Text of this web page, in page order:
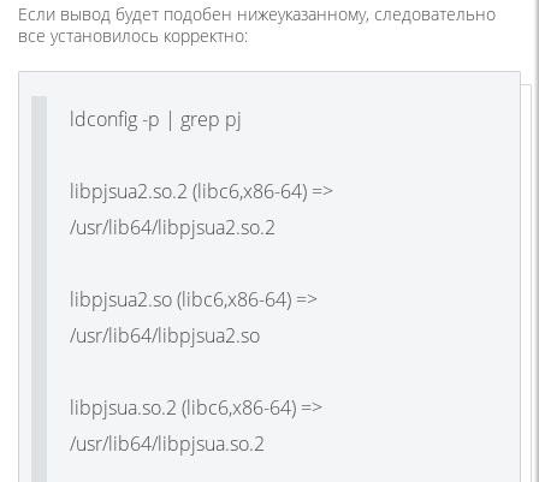
Если вывод будет подобен нижеуказанному, следовательно
все установилось корректно:
ldconfig -p | grep pj
libpjsua2.so.2 (libc6,x86-64) =>
/usr/lib64/libpjsua2.so.2
libpjsua2.so (libc6,x86-64) =>
/usr/lib64/libpjsua2.so
libpjsua.so.2 (libc6,x86-64) =>
/usr/lib64/libpjsua.so.2